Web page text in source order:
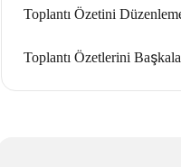
Toplantı Özetini
Toplantı Özetlerini